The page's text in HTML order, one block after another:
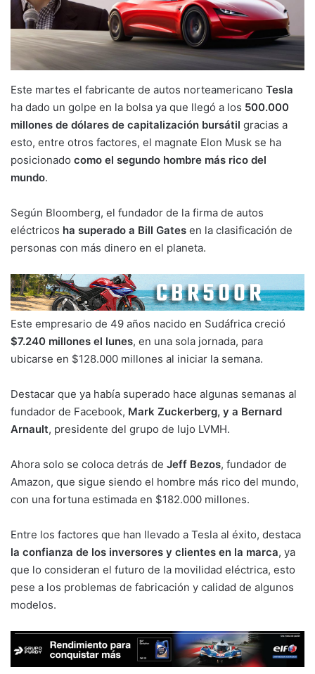
Este martes el fabricante de autos norteamericano Tesla
ha dado un golpe en la bolsa ya que llegó a los 500.000
millones de dólares de capitalización bursátil gracias a
esto, entre otros factores, el magnate Elon Musk se ha
posicionado como el segundo hombre más rico del
mundo.
Según Bloomberg, el fundador de la firma de autos
eléctricos ha superado a Bill Gates en la clasificación de
personas con más dinero en el planeta.
Este empresario de 49 años nacido en Sudáfrica creció
$7.240 millones el lunes, en una sola jornada, para
ubicarse en $128.000 millones al iniciar la semana.
Destacar que ya había superado hace algunas semanas al
fundador de Facebook, Mark Zuckerberg, y a Bernard
Arnault, presidente del grupo de lujo LVMH.
Ahora solo se coloca detrás de Jeff Bezos, fundador de
Amazon, que sigue siendo el hombre más rico del mundo,
con una fortuna estimada en $182.000 millones.
Entre los factores que han llevado a Tesla al éxito, destaca
la confianza de los inversores y clientes en la marca, ya
que lo consideran el futuro de la movilidad eléctrica, esto
pese a los problemas de fabricación y calidad de algunos
modelos.